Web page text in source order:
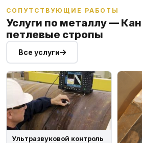
СОПУТСТВУЮЩИЕ РАБОТЫ
Услуги по металлу —
петлевые стропы
Все услуги
Ультразвуковой контроль